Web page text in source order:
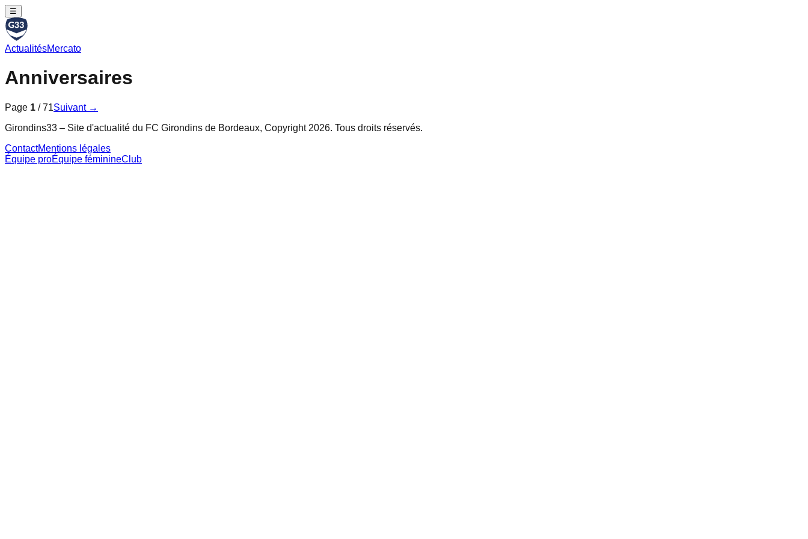
☰
ActualitésMercato
Anniversaires
Page 1 /71Suivant →
Girondins33 – Site d'actualité du FC Girondins de Bordeaux, Copyright 2026. Tous droits réservés.
ContactMentions légales
Équipe proÉquipe féminineClub